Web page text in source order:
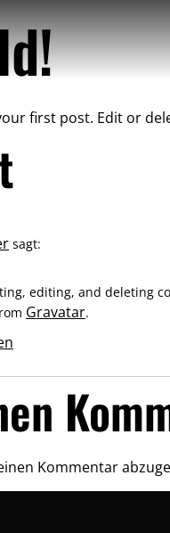
first post. Edit or
sagt:
editing, and deleting
Gravatar.
Kommentar